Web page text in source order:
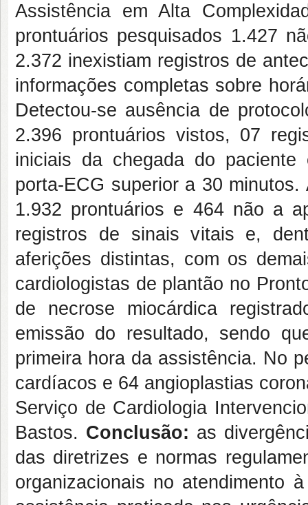
Assistência em Alta
prontuários pesquisados 1.427
2.372 inexistiam registros de
informações completas sobre
Detectou-se ausência de
2.396 prontuários vistos, 07
iniciais da chegada do
porta-ECG superior a 30
1.932 prontuários e 464 não a
registros de sinais vitais e,
aferições distintas, com os
cardiologistas de plantão no
de necrose miocárdica
emissão do resultado, sendo
primeira hora da assistência. No
cardíacos e 64 angioplastias
Serviço de Cardiologia
Bastos. Conclusão: as
das diretrizes e normas
organizacionais no atendimento